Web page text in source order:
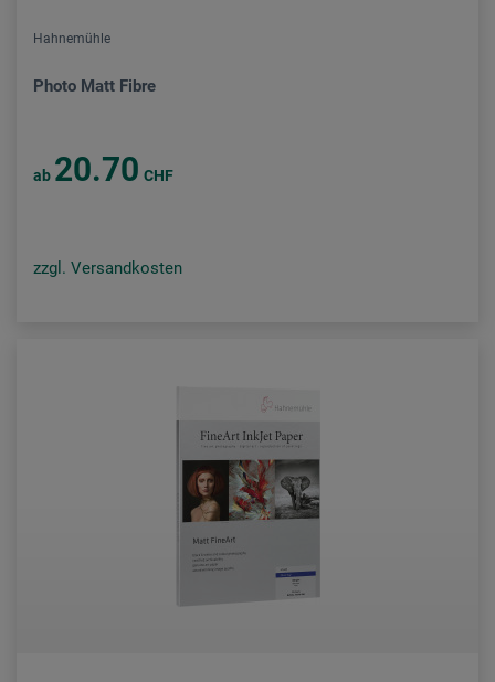
Hahnemühle
Photo Matt Fibre
ab 20.70 CHF
zzgl. Versandkosten